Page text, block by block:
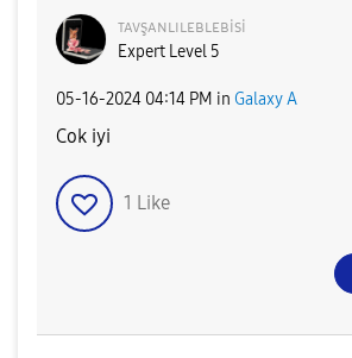
ᴛᴀᴠşᴀɴʟɪʟᴇʙʟᴇʙisi
Expert Level 5
‎05-16-2024 04:14 PM in Galaxy A
Cok iyi
1 Like